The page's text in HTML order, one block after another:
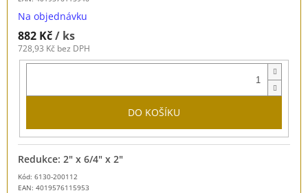
Na objednávku
882 Kč/ ks
728,93 Kč bez DPH
DO KOŠÍKU
Kód: 6130-200112
EAN: 4019576115953
Redukce: 2" x 6/4" x 2"